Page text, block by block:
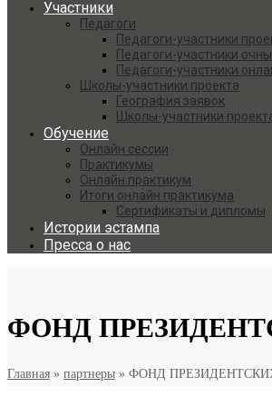
Участники
Педагоги
Педагоги-участники
Педагоги-участники
Педагоги-участники
Школы-участники проекта
География заявок
Школы-участники
Обучение
Онлайн сессии
Практикумы
Онлайн практикум
Итоги онлайн практикума
Сертификаты и дипломы
Истории эстампа
Пресса о нас
ФОНД
Главная » партнеры » ФОНД